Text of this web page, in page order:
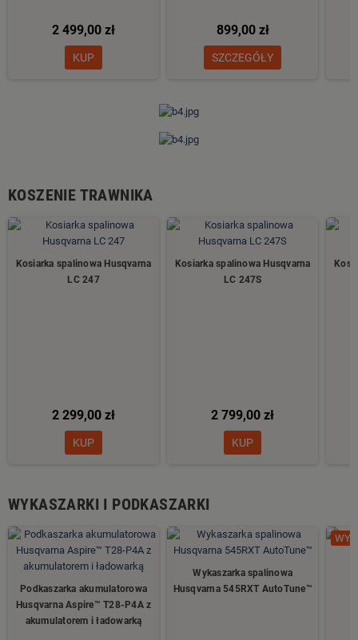
2 499,00 zł
KUP
899,00 zł
SZCZEGÓŁY
KOSZENIE TRAWNIKA
Kosiarka spalinowa Husqvarna
LC 247
2 299,00 zł
KUP
Kosiarka spalinowa Husqvarna
LC 247S
2 799,00 zł
KUP
WYKASZARKI I PODKASZARKI
Podkaszarka akumulatorowa
Husqvarna Aspire™ T28-P4A z
akumulatorem i ładowarką
Wykaszarka spalinowa
Husqvarna 545RXT AutoTune™